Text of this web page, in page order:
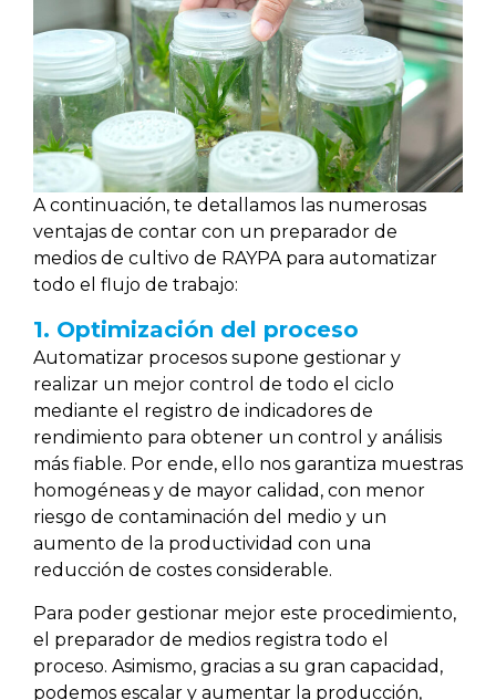
A continuación, te detallamos las numerosas
ventajas de contar con un preparador de
medios de cultivo de RAYPA para automatizar
todo el flujo de trabajo:
1. Optimización del proceso
Automatizar procesos supone gestionar y
realizar un mejor control de todo el ciclo
mediante el registro de indicadores de
rendimiento para obtener un control y análisis
más fiable. Por ende, ello nos garantiza muestras
homogéneas y de mayor calidad, con menor
riesgo de contaminación del medio y un
aumento de la productividad con una
reducción de costes considerable.
Para poder gestionar mejor este procedimiento,
el preparador de medios registra todo el
proceso. Asimismo, gracias a su gran capacidad,
podemos escalar y aumentar la producción,